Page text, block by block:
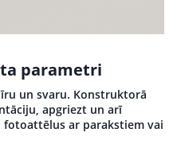
parametri
un svaru. Konstruktorā
apgriezt un arī
ar parakstiem vai